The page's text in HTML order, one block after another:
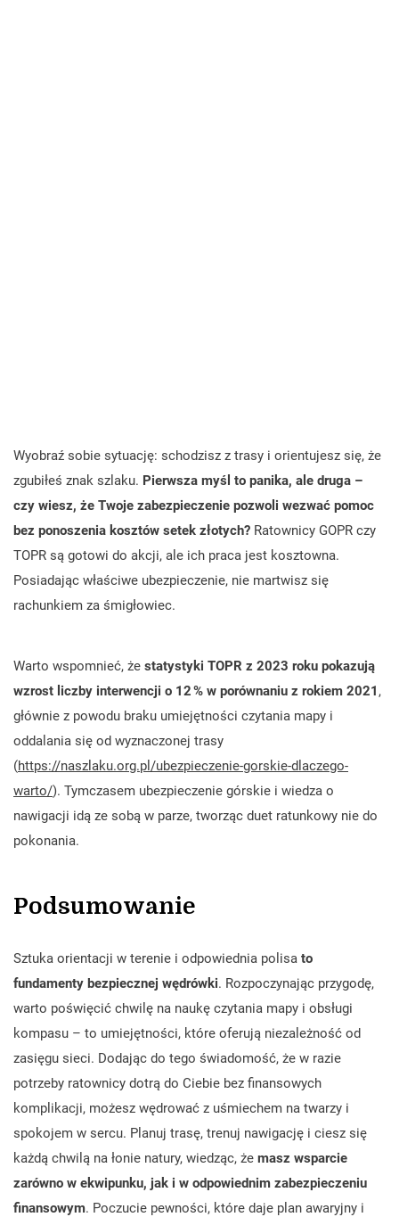
Wyobraź sobie sytuację: schodzisz z trasy i orientujesz się, że
zgubiłeś znak szlaku. Pierwsza myśl to panika, ale druga –
czy wiesz, że Twoje zabezpieczenie pozwoli wezwać pomoc
bez ponoszenia kosztów setek złotych? Ratownicy GOPR czy
TOPR są gotowi do akcji, ale ich praca jest kosztowna.
Posiadając właściwe ubezpieczenie, nie martwisz się
rachunkiem za śmigłowiec.
Warto wspomnieć, że statystyki TOPR z 2023 roku pokazują
wzrost liczby interwencji o 12 % w porównaniu z rokiem 2021 ,
głównie z powodu braku umiejętności czytania mapy i
oddalania się od wyznaczonej trasy
(https://naszlaku.org.pl/ubezpieczenie-gorskie-dlaczego-
warto/). Tymczasem ubezpieczenie górskie i wiedza o
nawigacji idą ze sobą w parze, tworząc duet ratunkowy nie do
pokonania.
Podsumowanie
Sztuka orientacji w terenie i odpowiednia polisa to
fundamenty bezpiecznej wędrówki. Rozpoczynając przygodę,
warto poświęcić chwilę na naukę czytania mapy i obsługi
kompasu – to umiejętności, które oferują niezależność od
zasięgu sieci. Dodając do tego świadomość, że w razie
potrzeby ratownicy dotrą do Ciebie bez finansowych
komplikacji, możesz wędrować z uśmiechem na twarzy i
spokojem w sercu. Planuj trasę, trenuj nawigację i ciesz się
każdą chwilą na łonie natury, wiedząc, że masz wsparcie
zarówno w ekwipunku, jak i w odpowiednim zabezpieczeniu
finansowym. Poczucie pewności, które daje plan awaryjny i